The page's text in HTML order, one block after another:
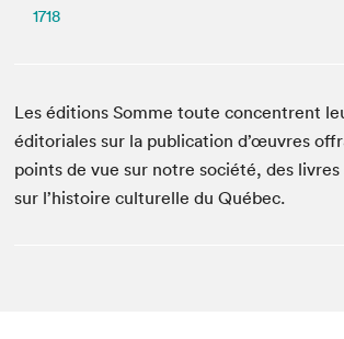
1718
Les éditions Somme toute concentrent
éditoriales sur la publication d’œuvres
points de vue sur notre société, des
sur l’histoire culturelle du Québec.